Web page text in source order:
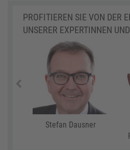
PROFITIEREN SIE VON DER
UNSERER EXPERTINNEN
Stefan Dausner